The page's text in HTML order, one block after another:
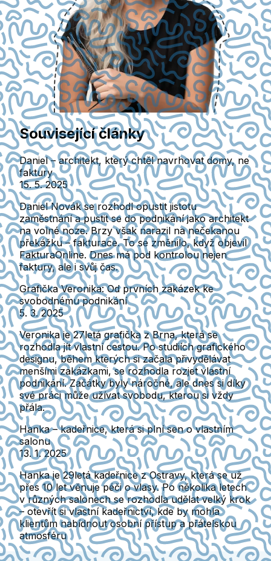
Související články
Daniel – architekt, který chtěl navrhovat domy, ne
faktury
15. 5. 2025
Daniel Novák se rozhodl opustit jistotu
zaměstnání a pustit se do podnikání jako architekt
na volné noze. Brzy však narazil na nečekanou
překážku – fakturace. To se změnilo, když objevil
FakturaOnline. Dnes má pod kontrolou nejen
faktury, ale i svůj čas.
Grafička Veronika: Od prvních zakázek ke
svobodnému podnikání
5. 3. 2025
Veronika je 27letá grafička z Brna, která se
rozhodla jít vlastní cestou. Po studiích grafického
designu, během kterých si začala přivydělávat
menšími zakázkami, se rozhodla rozjet vlastní
podnikání. Začátky byly náročné, ale dnes si díky
své práci může užívat svobodu, kterou si vždy
přála.
Hanka – kadeřnice, která si plní sen o vlastním
salonu
13. 1. 2025
Hanka je 29letá kadeřnice z Ostravy, která se už
přes 10 let věnuje péči o vlasy. Po několika letech
v různých salonech se rozhodla udělat velký krok
– otevřít si vlastní kadeřnictví, kde by mohla
klientům nabídnout osobní přístup a přátelskou
atmosféru